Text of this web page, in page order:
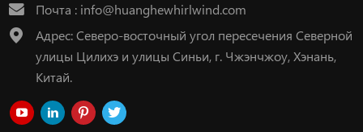
Почта : info@huanghewhirlwind.com
Адрес: Северо-восточный угол пересечения Северной
улицы Цилихэ и улицы Синьи, г. Чжэнчжоу, Хэнань,
Китай.